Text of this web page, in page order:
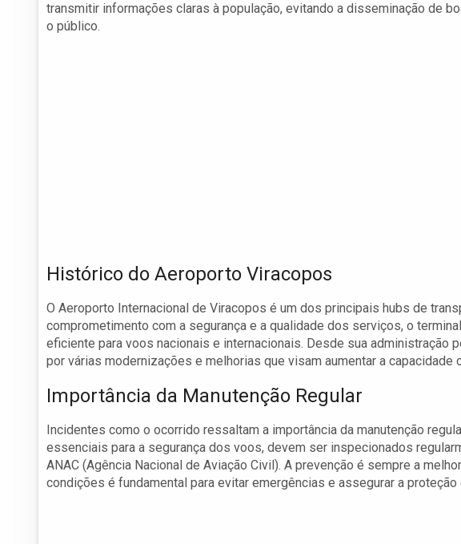
transmitir informações claras à população, evitando a disseminação de
o público.
Histórico do Aeroporto Viracopos
O Aeroporto Internacional de Viracopos é um dos principais hubs de
comprometimento com a segurança e a qualidade dos serviços, o
eficiente para voos nacionais e internacionais. Desde sua administração
por várias modernizações e melhorias que visam aumentar a capacidade
Importância da Manutenção Regular
Incidentes como o ocorrido ressaltam a importância da manutenção
essenciais para a segurança dos voos, devem ser inspecionados
ANAC (Agência Nacional de Aviação Civil). A prevenção é sempre a
condições é fundamental para evitar emergências e assegurar a